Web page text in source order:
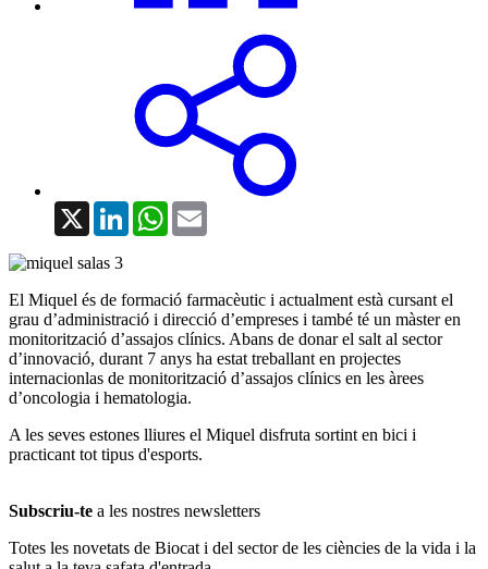
X LinkedInWhatsApp
El Miquel és de formació farmacèutic i actualment està cursant el
grau d’administració i direcció d’empreses i també té un màster en
monitorització d’assajos clínics. Abans de donar el salt al sector
d’innovació, durant 7 anys ha estat treballant en projectes
internacionlas de monitorització d’assajos clínics en les àrees
d’oncologia i hematologia.
A les seves estones lliures el Miquel disfruta sortint en bici i
practicant tot tipus d'esports.
Subscriu-te a les nostres newsletters
Totes les novetats de Biocat i del sector de les ciències de la vida i la